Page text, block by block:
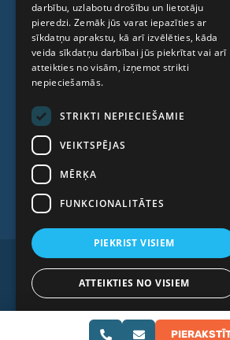
PAR MUMS
Kas mēs esam
Cenas
Kontakti
Raksti
Copyright 2026, iVF Riga.
Privātuma politika | Noteikumi un
darbību, uzlabotu drošību un lietotāju
pieredzi. Zemāk jūs varat iepazīties ar
sīkdatņu aprakstu, kā arī izvēlēties, kāda
veida sīkdatņu darbībai jūs piekrītat vai arī
atteikties no visām, izņemot strikti
nepieciešamās.
STRIKTI NEPIECIEŠAMIE
VEIKTSPĒJAS
MĒRĶA
FUNKCIONALITĀTES
PIEKRIST VISIEM
ATTEIKTIES NO VISIEM
RĀDĪT DETAĻAS